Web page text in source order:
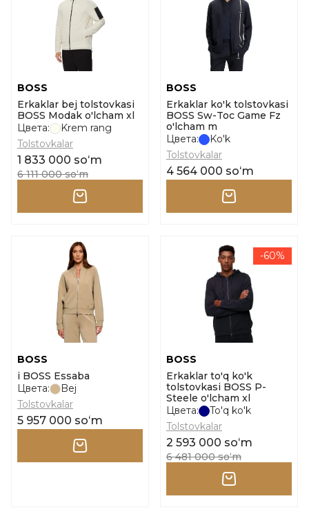
BOSS
Erkaklar bej tolstovkasi
BOSS Modak o'lcham xl
Цвета:
Krem rang
Tolstovkalar
1 833 000 soʻm
6 111 000 soʻm
BOSS
Erkaklar ko'k tolstovkasi
BOSS Sw-Toc Game Fz
o'lcham m
Цвета:
Ko'k
Tolstovkalar
4 564 000 soʻm
BOSS
i BOSS Essaba
Цвета:
Bej
Tolstovkalar
5 957 000 soʻm
-60%
BOSS
Erkaklar to'q ko'k
tolstovkasi BOSS P-
Steele o'lcham xl
Цвета:
To'q ko'k
Tolstovkalar
2 593 000 soʻm
6 481 000 soʻm